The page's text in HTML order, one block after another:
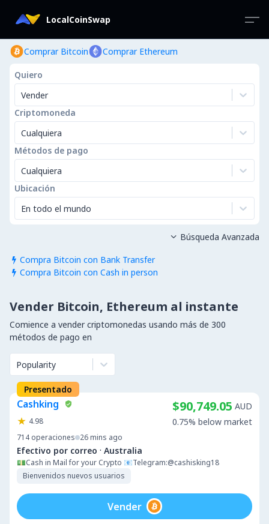
LocalCoinSwap
Comprar Bitcoin Comprar Ethereum
Quiero
Vender
Criptomoneda
Cualquiera
Métodos de pago
Cualquiera
Ubicación
En todo el mundo
 Compra Bitcoin con Bank Transfer
 Compra Bitcoin con Cash in person
 Búsqueda Avanzada
Vender Bitcoin, Ethereum al instante
Comience a vender criptomonedas usando más de 300
métodos de pago en
Popularity
Presentado
Cashking
4.98
714 operaciones 26 mins ago
Efectivo por correo · Australia
💵Cash in Mail for your Crypto 📧Telegram:@cashisking18
Bienvenidos nuevos usuarios
$90,749.05 AUD
0.75% below market
Vender